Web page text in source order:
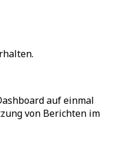
auf einmal
von Berichten im